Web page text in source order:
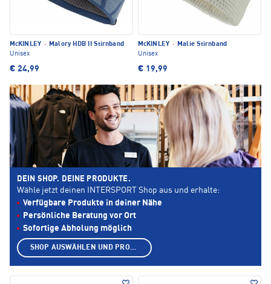
McKINLEY ·
Malory HDB II Stirnband
Unisex
€ 24,99
McKINLEY ·
Malie Stirnband
Unisex
€ 19,99
DEIN SHOP. DEINE PRODUKTE.
Wähle jetzt deinen INTERSPORT Shop aus und erhalte:
Verfügbare Produkte in deiner Nähe
Persönliche Beratung vor Ort
Sofortige Abholung möglich
SHOP AUSWÄHLEN UND PRODUKTE ANZEIGEN